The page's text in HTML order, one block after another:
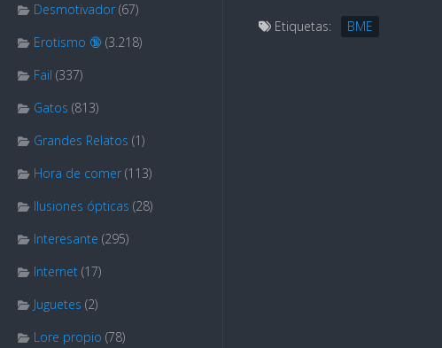
Desmotivador (67)
Erotismo 🔞 (3.218)
Fail (337)
Gatos (813)
Grandes Relatos (1)
Hora de comer (113)
Ilusiones ópticas (28)
Interesante (295)
Internet (17)
Juguetes (2)
Lore propio (78)
Etiquetas: BME